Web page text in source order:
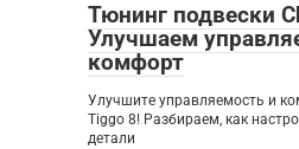
Тюнинг подвески
Улучшаем
комфорт
Улучшите управляемость и
Tiggo 8! Разбираем, как
детали